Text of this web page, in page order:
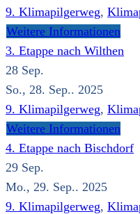
9. Klimapilgerweg,
Weitere Informationen
3. Etappe nach Wilthen
28 Sep.
So., 28. Sep.. 2025
9. Klimapilgerweg,
Weitere Informationen
4. Etappe nach Bischdorf
29 Sep.
Mo., 29. Sep.. 2025
9. Klimapilgerweg,